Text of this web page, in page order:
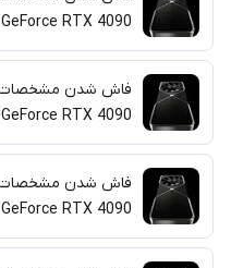
GeForce RTX 4090
GeForce RTX 4090
GeForce RTX 4090